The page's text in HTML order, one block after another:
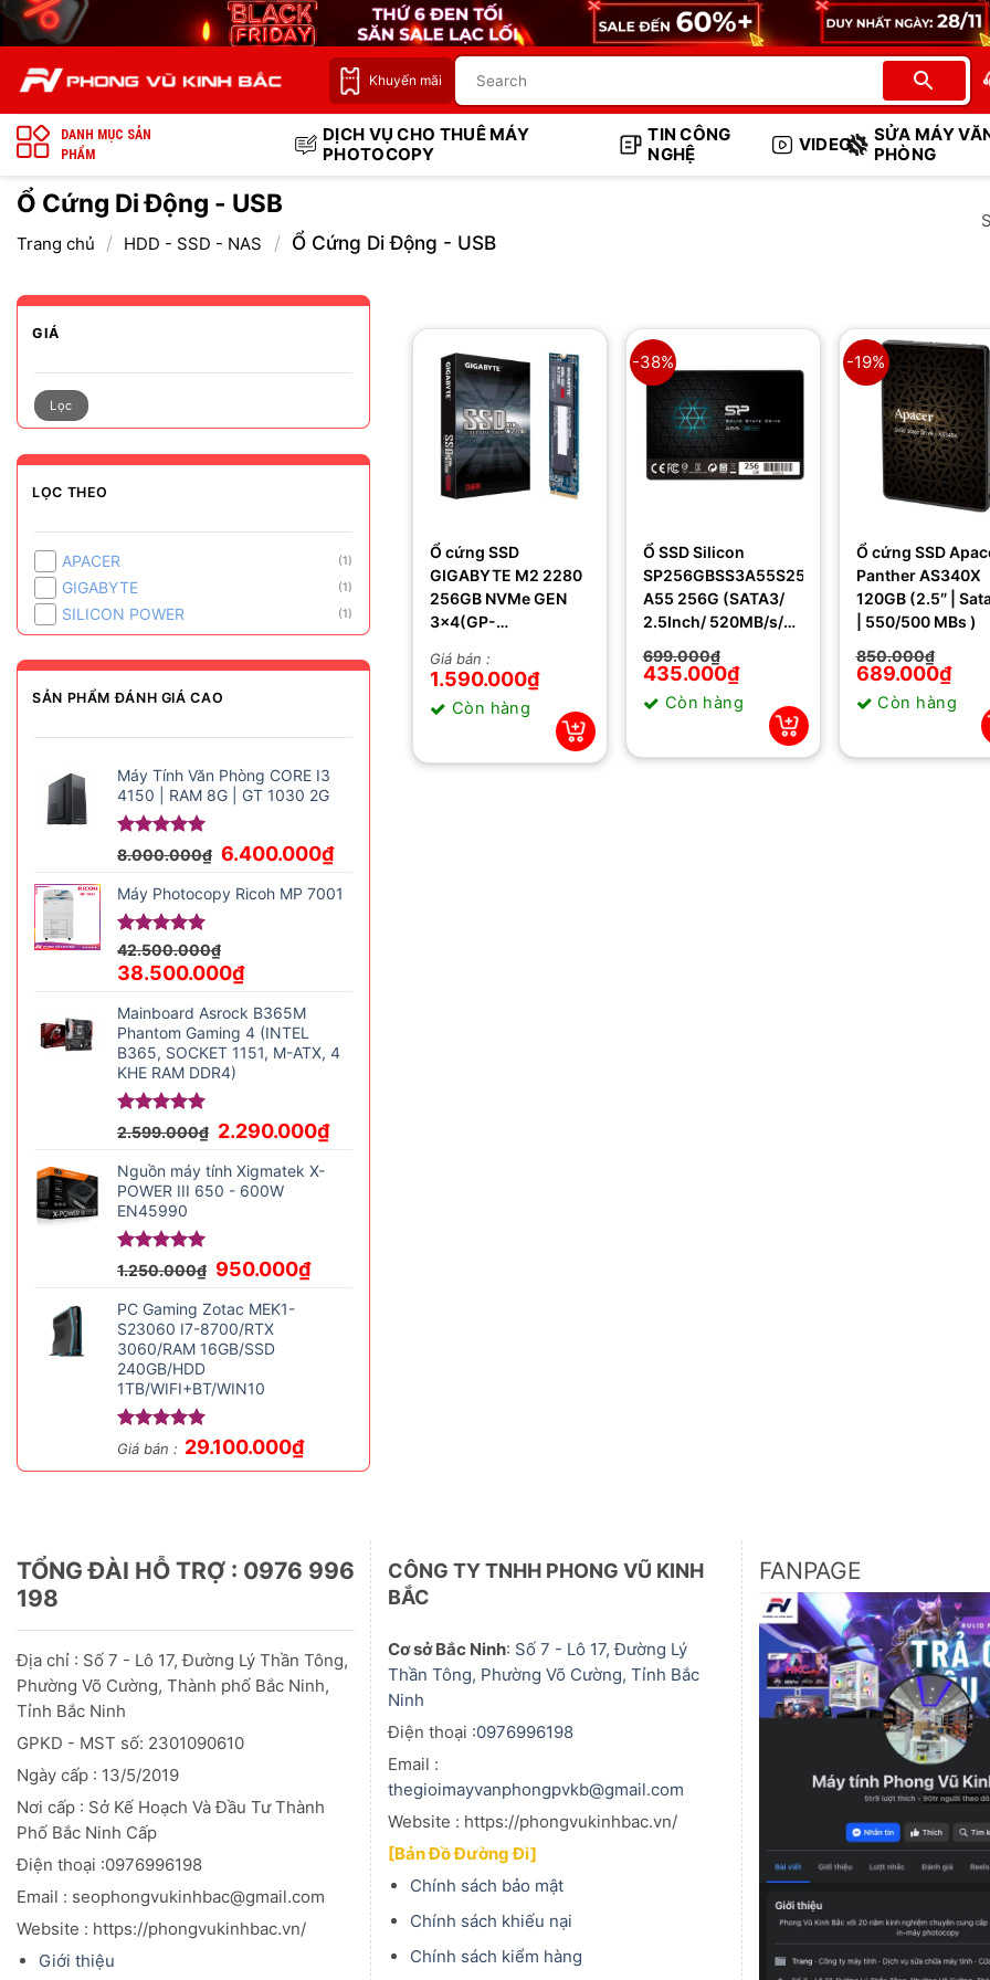
Bỏ
qua
dung
Khuyến mãi
DANH MỤC SẢN
PHẨM
DỊCH VỤ CHO THUÊ MÁY
PHOTOCOPY
TIN CÔNG
NGHỆ
VIDEO
SỬA MÁY
PHÒNG
Ổ Cứng Di Động - USB
Trang chủ / HDD - SSD - NAS / Ổ Cứng Di Động - USB
GIÁ
Lọc
LỌC THEO
APACER (1)
GIGABYTE (1)
SILICON POWER (1)
SẢN PHẨM ĐÁNH GIÁ CAO
Máy Tính Văn Phòng CORE I3
4150 | RAM 8G | GT 1030 2G
Được xếp
hạng 5.00
5 sao
8.000.000₫ Giá
là:
6.400.000₫Giá
tại
Máy Photocopy Ricoh MP 7001
Được xếp
hạng5.00
5 sao
42.500.000₫
Giá
là:
42.500.000₫.
38.500.000₫Giá
tại
là:
38.500.000₫.
Mainboard Asrock B365M
Phantom Gaming 4 (INTEL
B365, SOCKET 1151, M-ATX, 4
KHE RAM DDR4)
Được xếp
5.00
5 sao
2.599.000₫ Giá
là:
2.599.000₫.
2.290.000₫Giá
Nguồn máy tính Xigmatek X-
POWER III 650 - 600W
EN45990
Được xếp
hạng
5.00
5 sao
1.250.000₫ Giá
là:
1.250.000₫.
950.000₫Giá
PC Gaming Zotac MEK1-
S23060 I7-8700/RTX
3060/RAM 16GB/SSD
240GB/HDD
1TB/WIFI+BT/WIN10
Được xếp
Giá bán : 29.100.000₫
Ổ cứng SSD
GIGABYTE M2 2280
256GB NVMe GEN
3×4(GP-
Giá bán :
1.590.000₫
Còn hàng
-38%
Ổ SSD Silicon
SP256GBSS3A55S25
A55 256G (SATA3/
2.5Inch/ 520MB/s/
450MB/s)
699.000₫
Giá
gốc
là:
435.000₫
Giá
hiện
tại Còn hàng
-19%
Ổ cứng SSD
Panther AS340X
120GB (2.5″ |
| 550/500 MBs )
850.000₫
Giá
gốc
là:
689.000₫
Giá
hiện
tại Còn hàng
TỔNG ĐÀI HỖ TRỢ : 0976 996
198
Địa chỉ : Số 7 - Lô 17, Đường Lý Thần Tông,
Phường Võ Cường, Thành phố Bắc Ninh,
Tỉnh Bắc Ninh
GPKD - MST số: 2301090610
Ngày cấp : 13/5/2019
Nơi cấp : Sở Kế Hoạch Và Đầu TưThành
Phố Bắc Ninh Cấp
Điện thoại :0976996198
Email : seophongvukinhbac@gmail.com
Website : https://phongvukinhbac.vn/
Giới thiệu
CÔNG TY TNHH PHONG VŨ KINH
BẮC
Cơ sở Bắc Ninh: Số 7 - Lô 17, Đường Lý
Thần Tông, Phường Võ Cường, Tỉnh Bắc
Ninh
Điện thoại :0976996198
Email :
thegioimayvanphongpvkb@gmail.com
Website : https://phongvukinhbac.vn/
[Bản Đồ Đường Đi]
Chính sách bảo mật
Chính sách khiếu nại
Chính sách kiểm hàng
FANPAGE